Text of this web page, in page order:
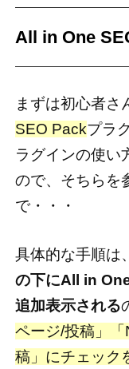
All in One
まずは初心者さ
SEO Packプラ
ラグインの使い
ので、そちらを
で・・・
具体的な手順は、
の下にAll in
追加表示される
ページ/投稿」
稿」にチェック